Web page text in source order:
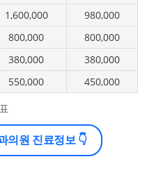
1,600,000
980,000
800,000
800,000
380,000
380,000
550,000 450,000
의원 진료정보 👇